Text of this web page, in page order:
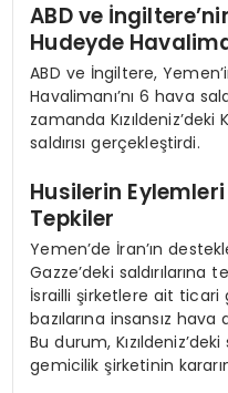
ABD ve
Hudeyde
ABD ve İngiltere,
Havalimanı’nı 6 hava
zamanda
saldırısı gerçekleştirdi.
Husilerin
Tepkiler
Yemen’de İran’ın
Gazze’deki saldırılarına
İsrailli şirketlere ait
bazılarına insansız hava
Bu durum,
gemicilik şirketinin